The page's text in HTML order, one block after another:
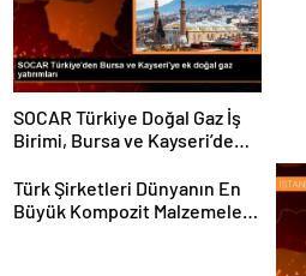
SOCAR Türkiye Doğal Gaz İş
Birimi, Bursa ve Kayseri’de
Türk Şirketleri Dünyanın En
Büyük Kompozit Malzemeler